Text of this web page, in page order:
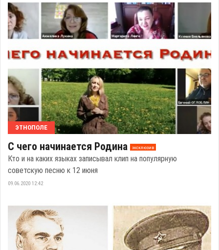
ЭТНОПОЛЕ
С чего начинается Родина эксклюзив
Кто и на каких языках записывал клип на популярную
советскую песню к 12 июня
09.06.2020 12:42